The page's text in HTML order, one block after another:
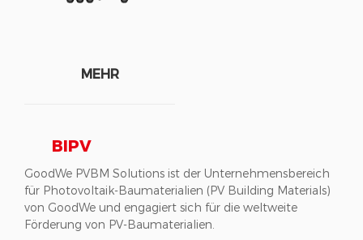
MEHR
BIPV
GoodWe PVBM Solutions ist der Unternehmensbereich
für Photovoltaik-Baumaterialien (PV Building Materials)
von GoodWe und engagiert sich für die weltweite
Förderung von PV-Baumaterialien.